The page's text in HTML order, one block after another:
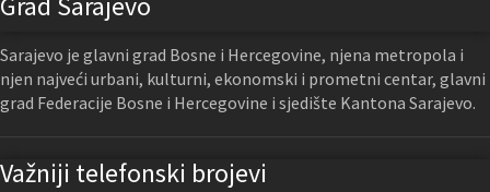
Sarajevo je glavni grad Bosne i Hercegovine, njena metropola i
njen najveći urbani, kulturni, ekonomski i prometni centar, glavni
grad Federacije Bosne i Hercegovine i sjedište Kantona Sarajevo.
Važniji telefonski brojevi